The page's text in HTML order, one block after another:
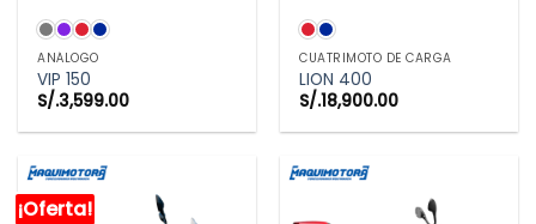
ANÁLOGO
VIP 150
S/.3,599.00
CUATRIMOTO DE CARGA
LION 400
S/.18,900.00
¡Oferta!